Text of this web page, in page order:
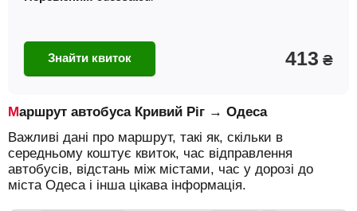
Знайти квиток 413 ₴
Маршрут автобуса Кривий Ріг → Одеса
Важливі дані про маршрут, такі як, скільки в
середньому коштує квиток, час відправлення
автобусів, відстань між містами, час у дорозі до
міста Одеса і інша цікава інформація.